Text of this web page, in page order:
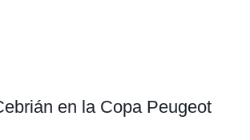
en la Copa Peugeot